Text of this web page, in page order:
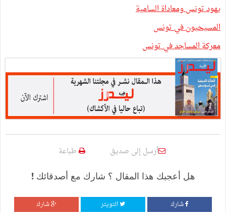
يهود تونس ومعاداة السامية
المسيحيون في تونس
معركة المساجد في تونس
أرسل إلى صديق طباعة
هل أعجبك هذا المقال ؟ شارك مع أصدقائك !
شارك التويتر شارك